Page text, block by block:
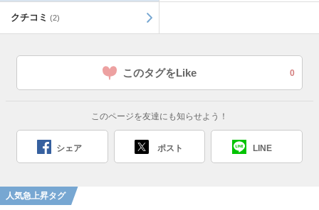
クチコミ (2)
このタグをLike 0
このページを友達にも知らせよう！
シェア ポスト LINE
人気急上昇タグ